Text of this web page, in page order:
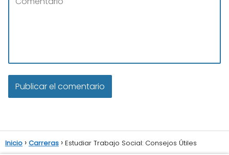
Inicio Carreras Estudiar Trabajo Social: Consejos Útiles